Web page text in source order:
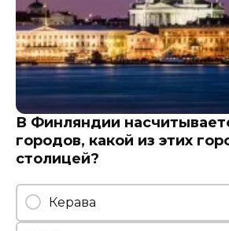
В Финляндии
городов, какой из этих
столицей?
Керава